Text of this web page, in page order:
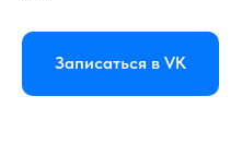
Записаться в VK